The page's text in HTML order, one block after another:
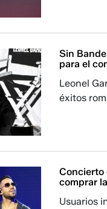
Sin
para el
Leonel
éxitos
Concierto
comprar
Usuarios